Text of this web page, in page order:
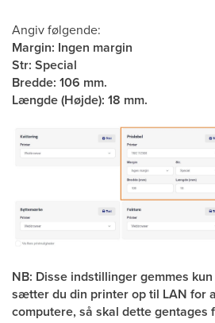
Angiv følgende:
Margin: Ingen margin
Str: Special
Bredde: 106 mm.
Længde (Højde): 18 mm.
NB: Disse indstillinger gemmes
sætter du din printer op til LAN for
computere, så skal dette gentages